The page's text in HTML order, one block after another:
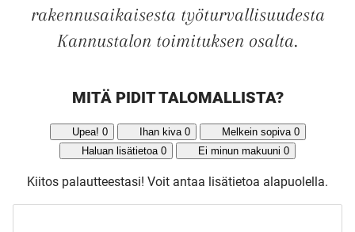
rakennusaikaisesta työturvallisuudesta
Kannustalon toimituksen osalta.
MITÄ PIDIT TALOMALLISTA?
Upea! 0 Ihan kiva 0 Melkein sopiva 0
Haluan lisätietoa 0 Ei minun makuuni 0
Kiitos palautteestasi! Voit antaa lisätietoa alapuolella.